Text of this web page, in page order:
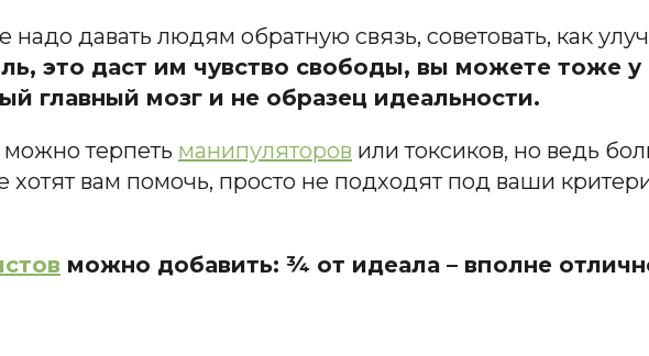
надо давать людям обратную связь, советовать, как
это даст им чувство свободы, вы можете тоже у
главный мозг и не образец идеальности.
можно терпеть манипуляторов или токсиков, но ведь
хотят вам помочь, просто не подходят под ваши
можно добавить: ¾ от идеала – вполне